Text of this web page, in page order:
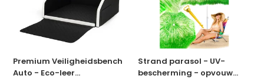
Premium Veiligheidsbench
Auto - Eco-leer...
Strand parasol - UV-
bescherming - opvouw...